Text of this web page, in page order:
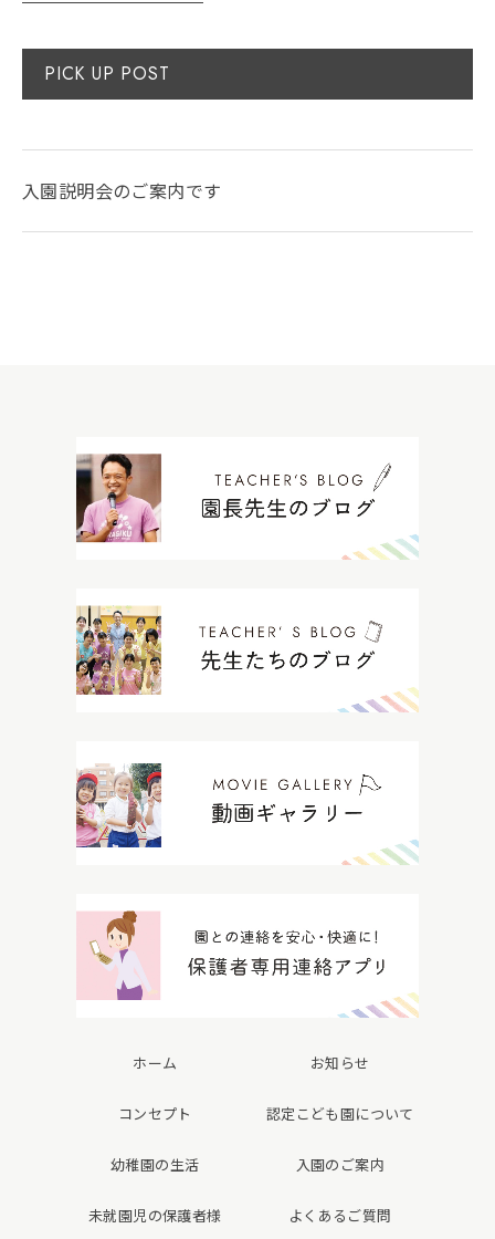
PICK UP POST
入園説明会のご案内です
ホーム お知らせ
コンセプト 認定こども園について
幼稚園の生活 入園のご案内
未就園児の保護者様 よくあるご質問